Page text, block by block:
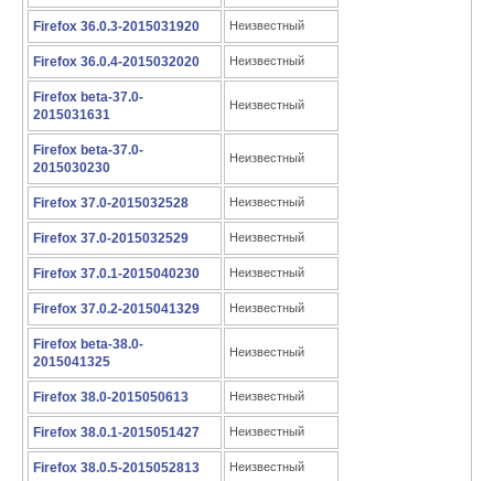
Firefox 36.0.3-2015031920 Неизвестный
Firefox 36.0.4-2015032020 Неизвестный
Firefox beta-37.0-
2015031631
Неизвестный
Firefox beta-37.0-
2015030230
Неизвестный
Firefox 37.0-2015032528 Неизвестный
Firefox 37.0-2015032529 Неизвестный
Firefox 37.0.1-2015040230 Неизвестный
Firefox 37.0.2-2015041329 Неизвестный
Firefox beta-38.0-
2015041325
Неизвестный
Firefox 38.0-2015050613 Неизвестный
Firefox 38.0.1-2015051427 Неизвестный
Firefox 38.0.5-2015052813 Неизвестный